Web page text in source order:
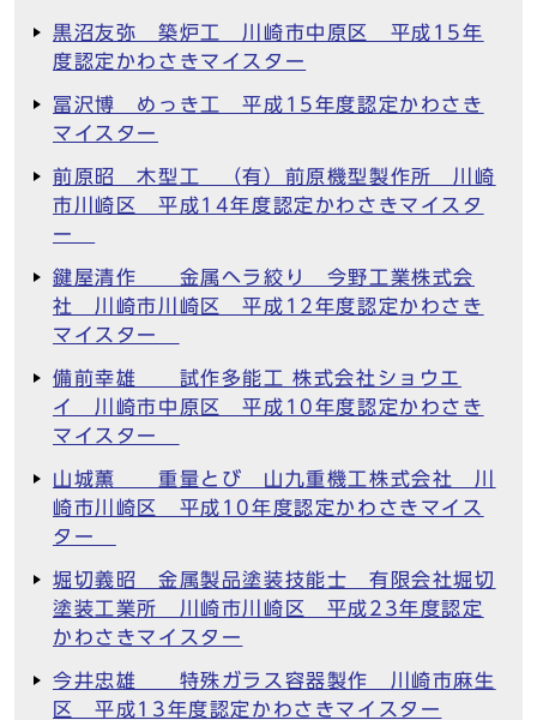
黒沼友弥 築炉工 川崎市中原区 平成15年
度認定かわさきマイスター
冨沢博 めっき工 平成15年度認定かわさき
マイスター
前原昭 木型工 （有）前原機型製作所 川崎
市川崎区 平成14年度認定かわさきマイスタ
ー
鍵屋清作 金属ヘラ絞り 今野工業株式会
社 川崎市川崎区 平成12年度認定かわさき
マイスター
備前幸雄 試作多能工 株式会社ショウエ
イ 川崎市中原区 平成10年度認定かわさき
マイスター
山城薫 重量とび 山九重機工株式会社 川
崎市川崎区 平成10年度認定かわさきマイス
ター
堀切義昭 金属製品塗装技能士 有限会社堀切
塗装工業所 川崎市川崎区 平成23年度認定
かわさきマイスター
今井忠雄 特殊ガラス容器製作 川崎市麻生
区 平成13年度認定かわさきマイスター